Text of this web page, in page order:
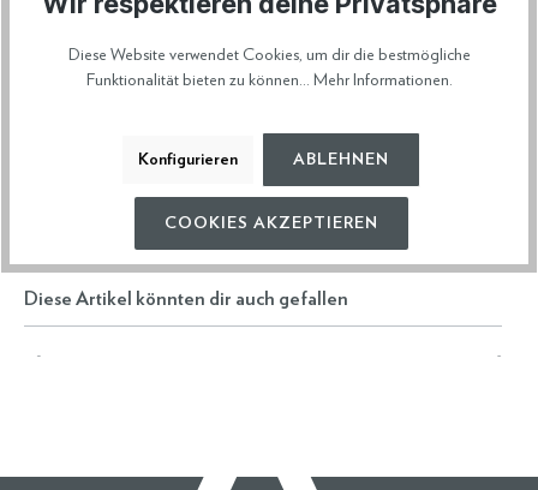
2-0005031
Diese Artikel könnten dir auch gefallen
Diese Website verwendet Cookies, um dir die bestmögliche
Funktionalität bieten zu können... Mehr Informationen.
Konfigurieren ABLEHNEN
COOKIES AKZEPTIEREN